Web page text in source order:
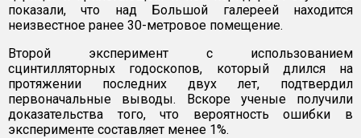
показали, что над Большой галереей находится
неизвестное ранее 30-метровое помещение.
Второй эксперимент с использованием
сцинтилляторных годоскопов, который длился на
протяжении последних двух лет, подтвердил
первоначальные выводы. Вскоре ученые получили
доказательства того, что вероятность ошибки в
эксперименте составляет менее 1%.